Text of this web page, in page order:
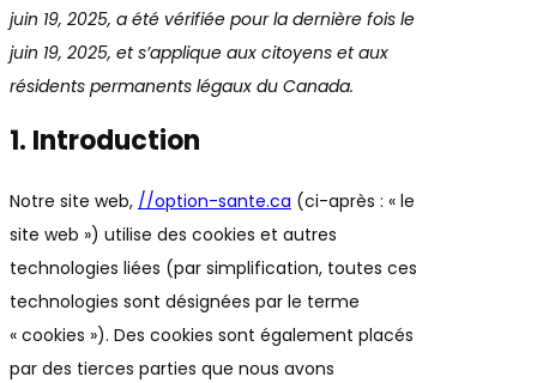
juin 19, 2025, a été vérifiée pour la dernière fois le
juin 19, 2025, et s’applique aux citoyens et aux
résidents permanents légaux du Canada.
1. Introduction
Notre site web, //option-sante.ca (ci-après : « le
site web ») utilise des cookies et autres
technologies liées (par simplification, toutes ces
technologies sont désignées par le terme
« cookies »). Des cookies sont également placés
par des tierces parties que nous avons